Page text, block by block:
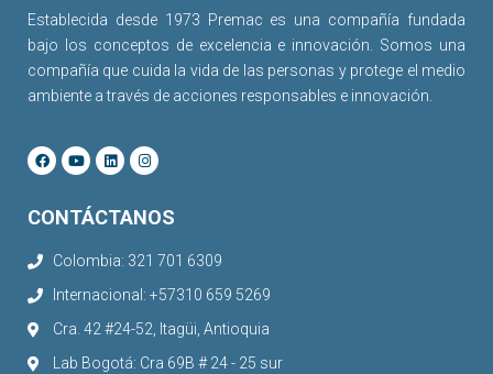
Establecida desde 1973 Premac es una compañía fundada
bajo los conceptos de excelencia e innovación. Somos una
compañía que cuida la vida de las personas y protege el medio
ambiente a través de acciones responsables e innovación.
CONTÁCTANOS
Colombia: 321 701 6309
Internacional: +57310 659 5269
Cra. 42 #24-52, Itagüi, Antioquia
Lab Bogotá: Cra 69B # 24 - 25 sur